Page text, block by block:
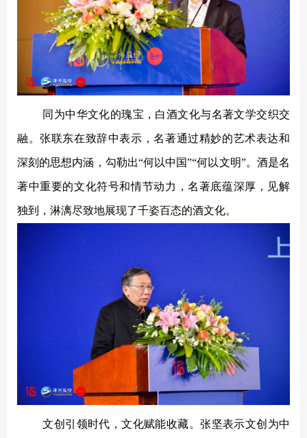
同为中华文化的瑰宝，白酒文化与名著文学交织交
融。张联东在致辞中表示，名著通过精妙的艺术表达和
深刻的思想内涵，勾勒出“何以中国”“何以文明”。酒是名
著中重要的文化符号和情节动力，名著底蕴深厚，见解
独到，淋漓尽致地展现了千姿百态的酒文化。
文创引领时代，文化赋能收藏。张坚表示文创为中